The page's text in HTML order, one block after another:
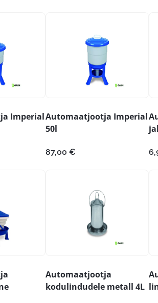
ImperialAutomaatjootja Imperial
50l
87,00 €
Automaatjootja
kodulindudele metall 4L